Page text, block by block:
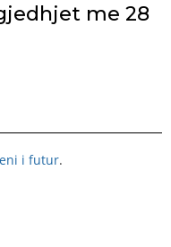
me 28
i futur.